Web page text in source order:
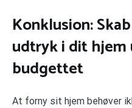
Konklusion:
udtryk i dit
budgettet
At forny sit hjem behøver